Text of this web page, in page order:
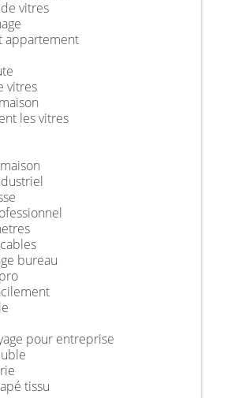
vitres
appartement
vitres
les vitres
bureau
pour entreprise
tissu